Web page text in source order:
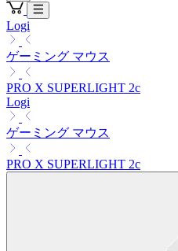
Logi
ゲーミング マウス
PRO X SUPERLIGHT 2c
Logi
ゲーミング マウス
PRO X SUPERLIGHT 2c